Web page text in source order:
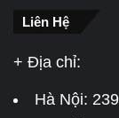
Liên Hệ
+ Địa chỉ:
Hà Nội: